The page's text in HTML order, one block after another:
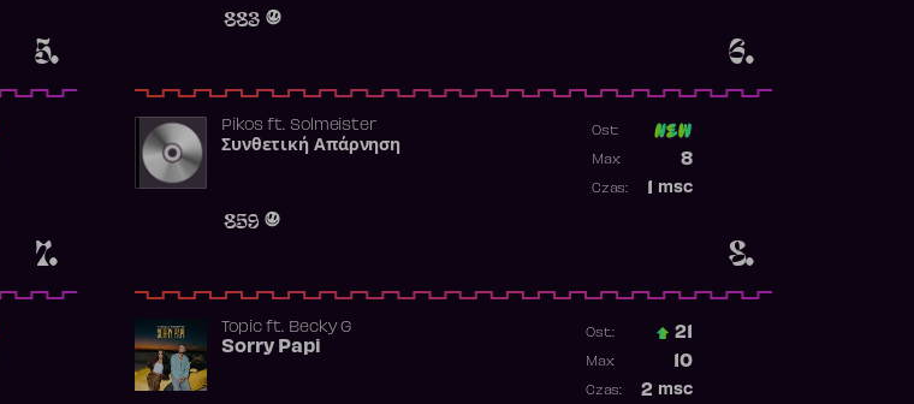
5. 6.
883
7. 8.
Pikosft. Solmeister
Συνθετική Απάρνηση
859
Ost:
8
Max:
msc
Czas:
Topicft. Becky G
Sorry Papi
Ost.: 21
10
Max:
2 msc
Czas: